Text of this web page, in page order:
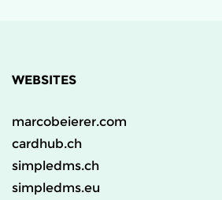
WEBSITES
marcobeierer.com
cardhub.ch
simpledms.ch
simpledms.eu